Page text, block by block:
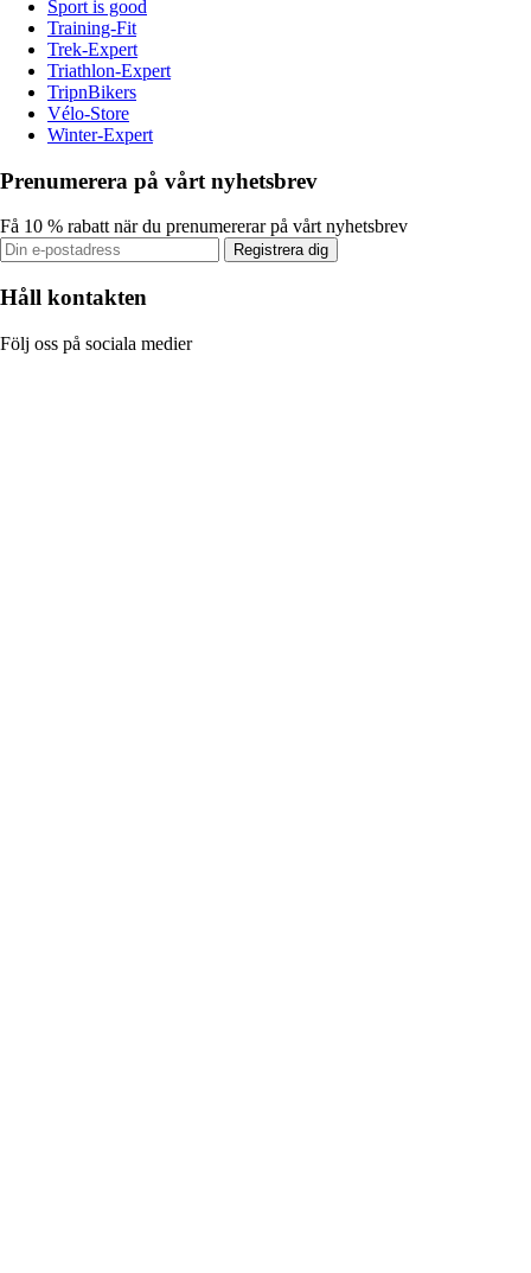
Sport is good
Training-Fit
Trek-Expert
Triathlon-Expert
TripnBikers
Vélo-Store
Winter-Expert
Prenumerera på vårt nyhetsbrev
Få 10 % rabatt när du prenumererar på vårt nyhetsbrev
Registrera dig
Håll kontakten
Följ oss på sociala medier